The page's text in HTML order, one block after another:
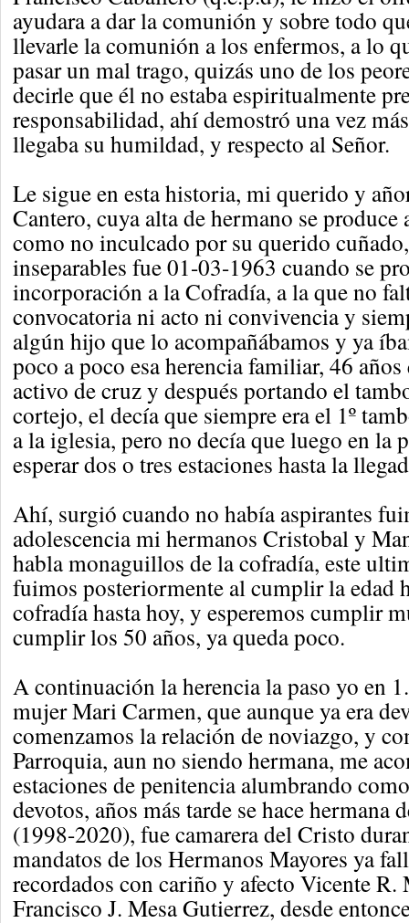
ayudara a dar la comunión y sobre todo
llevarle la comunión a los enfermos, a lo
pasar un mal trago, quizás uno de los
decirle que él no estaba espiritualmente
responsabilidad, ahí demostró una vez
llegaba su humildad, y respecto al Señor.
Le sigue en esta historia, mi querido y
Cantero, cuya alta de hermano se produce
como no inculcado por su querido
inseparables fue 01-03-1963 cuando se
incorporación a la Cofradía, a la que no
convocatoria ni acto ni convivencia y
algún hijo que lo acompañábamos y ya
poco a poco esa herencia familiar, 46
activo de cruz y después portando el
cortejo, el decía que siempre era el 1º
a la iglesia, pero no decía que luego en la
esperar dos o tres estaciones hasta la
Ahí, surgió cuando no había aspirantes
adolescencia mi hermanos Cristobal y
habla monaguillos de la cofradía, este
fuimos posteriormente al cumplir la edad
cofradía hasta hoy, y esperemos cumplir
cumplir los 50 años, ya queda poco.
A continuación la herencia la paso yo en
mujer Mari Carmen, que aunque ya era
comenzamos la relación de noviazgo, y
Parroquia, aun no siendo hermana, me
estaciones de penitencia alumbrando
devotos, años más tarde se hace hermana
(1998-2020), fue camarera del Cristo
mandatos de los Hermanos Mayores ya
recordados con cariño y afecto Vicente
Francisco J. Mesa Gutierrez, desde